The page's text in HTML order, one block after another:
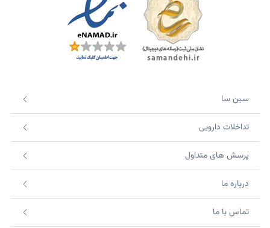
سین سا
تداخلات دارویی
پرسش های متداول
درباره ما
تماس با ما